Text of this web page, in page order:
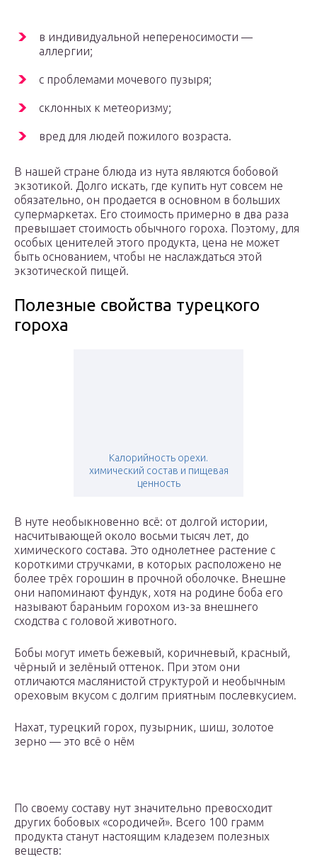
в индивидуальной непереносимости —
аллергии;
с проблемами мочевого пузыря;
склонных к метеоризму;
вред для людей пожилого возраста.
В нашей стране блюда из нута являются бобовой
экзотикой. Долго искать, где купить нут совсем не
обязательно, он продается в основном в больших
супермаркетах. Его стоимость примерно в два раза
превышает стоимость обычного гороха. Поэтому, для
особых ценителей этого продукта, цена не может
быть основанием, чтобы не наслаждаться этой
экзотической пищей.
Полезные свойства турецкого
гороха
Калорийность орехи.
химический состав и пищевая
ценность
В нуте необыкновенно всё: от долгой истории,
насчитывающей около восьми тысяч лет, до
химического состава. Это однолетнее растение с
короткими стручками, в которых расположено не
более трёх горошин в прочной оболочке. Внешне
они напоминают фундук, хотя на родине боба его
называют бараньим горохом из-за внешнего
сходства с головой животного.
Бобы могут иметь бежевый, коричневый, красный,
чёрный и зелёный оттенок. При этом они
отличаются маслянистой структурой и необычным
ореховым вкусом с долгим приятным послевкусием.
Нахат, турецкий горох, пузырник, шиш, золотое
зерно — это всё о нём
По своему составу нут значительно превосходит
других бобовых «сородичей». Всего 100 грамм
продукта станут настоящим кладезем полезных
веществ: